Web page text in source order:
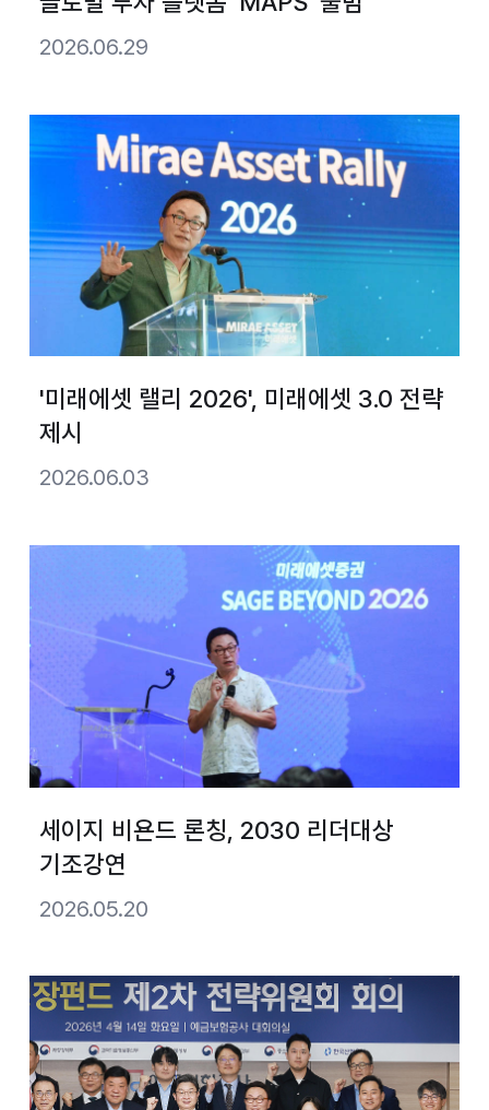
2026.06.29
'미래에셋 랠리 2026', 미래에셋 3.0 전략
제시
2026.06.03
세이지 비욘드 론칭, 2030 리더대상
기조강연
2026.05.20